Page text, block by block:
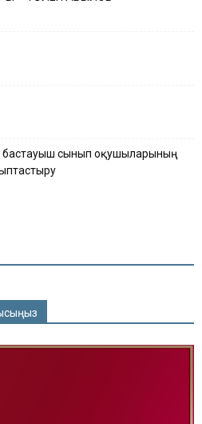
бастауыш сынып оқушыларының